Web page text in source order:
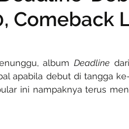
Comeback
album Deadline
apabila debut di tangga
ini nampaknya terus